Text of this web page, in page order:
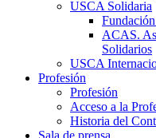
USCA Solidaria
ACAS.
Solidarios
USCA
Profesión
Profesión
Acceso a la
Historia del
Sala de prensa